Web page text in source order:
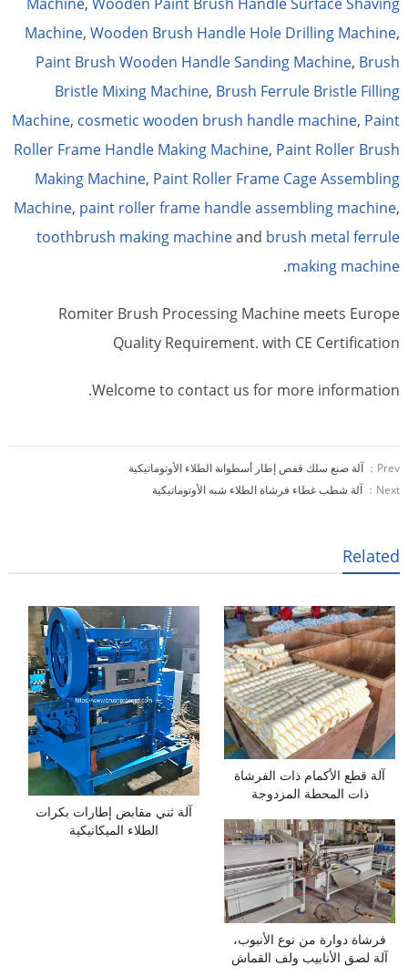
Machine,Wooden Brush Handle Hole Drilling Machine,
Paint Brush Wooden Handle Sanding Machine, Brush
Bristle Mixing Machine, Brush Ferrule Bristle Filling
Machine, cosmetic wooden brush handle machine, Paint
Roller Frame Handle Making Machine, Paint Roller Brush
Making Machine, Paint Roller Frame Cage Assembling
Machine, paint roller frame handle assembling machine,
toothbrush making machineand brush metal ferrule
making machine
.
Romiter Brush Processing Machine meets Europe
Quality Requirement. with CE Certification
Welcome to contact us for more information.
Prev：
آلة صنع سلك قفص إطار أسطوانة الطلاء الأوتوماتيكية
Next：
آلة شطب غطاء فرشاة الطلاء شبه الأوتوماتيكية
Related
آلة ثني مقابض إطارات بكرات
الطلاء الميكانيكية
آلة قطع الأكمام ذات الفرشاة
ذات المحطة المزدوجة
فرشاة دوارة من نوع الأنبوب،
آلة لصق الأنابيب ولف القماش